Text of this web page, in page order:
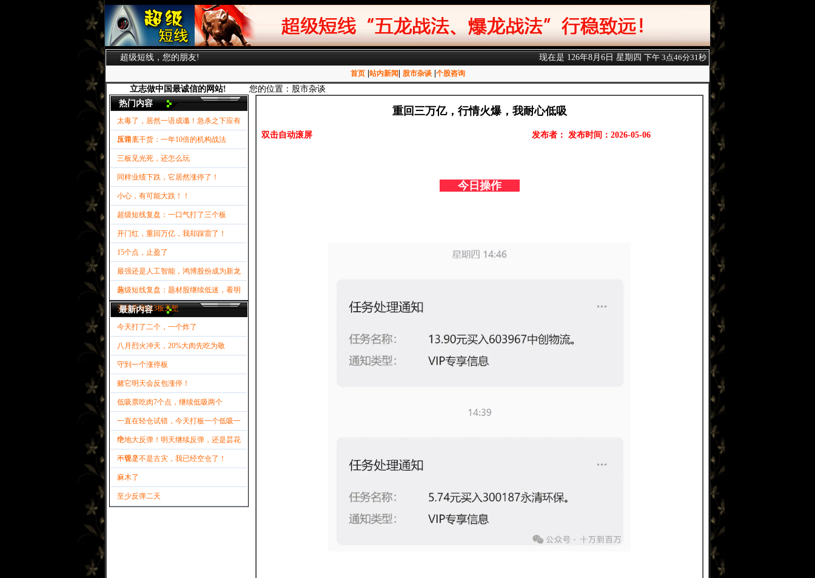
超级短线，您的朋友! 现在是126年8月6日 星期四下午 3点46分32秒
首页| 站内新闻| 股市杂谈| 个股咨询
立志做中国最诚信的网站!
您的位置：股市杂谈
热门内容
太毒了，居然一语成谶！急杀之下应有
反弹！
压箱底干货：一年10倍的机构战法
三板见光死，还怎么玩
同样业绩下跌，它居然涨停了！
小心，有可能大跌！！
超级短线复盘：一口气打了三个板
开门红，重回万亿，我却踩雷了！
15个点，止盈了
最强还是人工智能，鸿博股份成为新龙
头
超级短线复盘：题材股继续低迷，看明
天能否突破3板天堑
最新内容
今天打了二个，一个炸了
八月烈火冲天，20%大肉先吃为敬
守到一个涨停板
赌它明天会反包涨停！
低吸票吃肉7个点，继续低吸两个
一直在轻仓试错，今天打板一个低吸一
个
绝地大反弹！明天继续反弹，还是昙花
一现？
不管是不是古灾，我已经空仓了！
麻木了
至少反弹二天
重回三万亿，行情火爆，我耐心低吸
双击自动滚屏 发布者： 发布时间：2026-05-06
今日操作